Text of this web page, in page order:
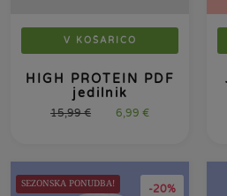
V KOŠARICO
HIGH PROTEIN PDF
jedilnik
15,99€ 6,99 €
-20%
SEZONSKA PONUDBA!